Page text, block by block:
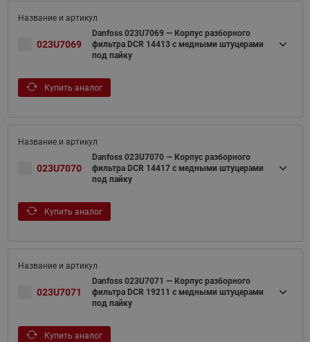
023U7069
Danfoss 023U7069 — Корпус разборного
фильтра DCR 14413 с медными штуцерами
под пайку
Купить аналог
023U7070
Danfoss 023U7070 — Корпус разборного
фильтра DCR 14417 с медными штуцерами
под пайку
Купить аналог
023U7071
Danfoss 023U7071 — Корпус разборного
фильтра DCR 19211 с медными штуцерами
под пайку
Купить аналог